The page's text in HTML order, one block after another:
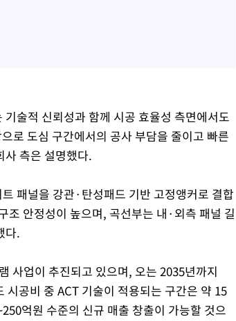
술적 신뢰성과 함께 시공 효율성 측면에서도
로 도심 구간에서의 공사 부담을 줄이고 빠른
사 측은 설명했다.
패널을 강관·탄성패드 기반 고정앵커로 결합
조 안정성이 높으며, 곡선부는 내·외측 패널 길
다.
사업이 추진되고 있으며, 오는 2035년까지
공비 중 ACT 기술이 적용되는 구간은 약 15
억원 수준의 신규 매출 창출이 가능할 것으